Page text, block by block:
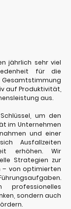
jährlich sehr viel
für die
auf Produktivität,
aus.
um den
im Unternehmen
und einer
Ausfallzeiten
erhöhen. Wir
Strategien zur
– von optimierten
sondern auch